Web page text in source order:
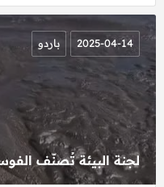
لجنة البيئة تُصنّف
2025-04-14 باردو